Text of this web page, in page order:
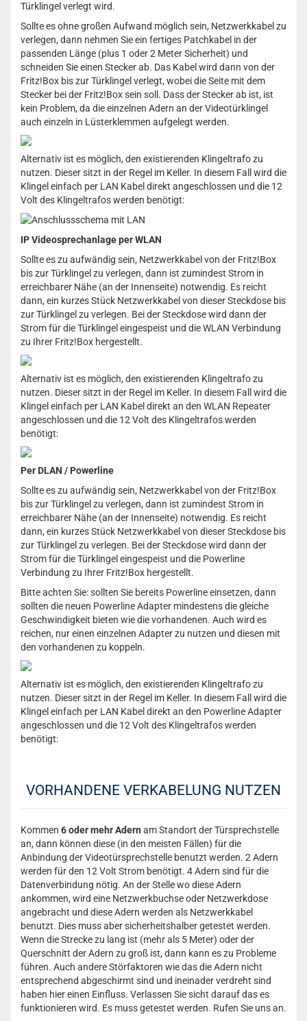
Türklingel verlegt wird.
Sollte es ohne großen Aufwand möglich sein, Netzwerkkabel zu
verlegen, dann nehmen Sie ein fertiges Patchkabel in der
passenden Länge (plus 1 oder 2 Meter Sicherheit) und
schneiden Sie einen Stecker ab. Das Kabel wird dann von der
Fritz!Box bis zur Türklingel verlegt, wobei die Seite mit dem
Stecker bei der Fritz!Box sein soll. Dass der Stecker ab ist, ist
kein Problem, da die einzelnen Adern an der Videotürklingel
auch einzeln in Lüsterklemmen aufgelegt werden.
Alternativ ist es möglich, den existierenden Klingeltrafo zu
nutzen. Dieser sitzt in der Regel im Keller. In diesem Fall wird die
Klingel einfach per LAN Kabel direkt angeschlossen und die 12
Volt des Klingeltrafos werden benötigt:
IP Videosprechanlage per WLAN
Sollte es zu aufwändig sein, Netzwerkkabel von der Fritz!Box
bis zur Türklingel zu verlegen, dann ist zumindest Strom in
erreichbarer Nähe (an der Innenseite) notwendig. Es reicht
dann, ein kurzes Stück Netzwerkkabel von dieser Steckdose bis
zur Türklingel zu verlegen. Bei der Steckdose wird dann der
Strom für die Türklingel eingespeist und die WLAN Verbindung
zu Ihrer Fritz!Box hergestellt.
Alternativ ist es möglich, den existierenden Klingeltrafo zu
nutzen. Dieser sitzt in der Regel im Keller. In diesem Fall wird die
Klingel einfach per LAN Kabel direkt an den WLAN Repeater
angeschlossen und die 12 Volt des Klingeltrafos werden
benötigt:
Per DLAN / Powerline
Sollte es zu aufwändig sein, Netzwerkkabel von der Fritz!Box
bis zur Türklingel zu verlegen, dann ist zumindest Strom in
erreichbarer Nähe (an der Innenseite) notwendig. Es reicht
dann, ein kurzes Stück Netzwerkkabel von dieser Steckdose bis
zur Türklingel zu verlegen. Bei der Steckdose wird dann der
Strom für die Türklingel eingespeist und die Powerline
Verbindung zu Ihrer Fritz!Box hergestellt.
Bitte achten Sie: sollten Sie bereits Powerline einsetzen, dann
sollten die neuen Powerline Adapter mindestens die gleiche
Geschwindigkeit bieten wie die vorhandenen. Auch wird es
reichen, nur einen einzelnen Adapter zu nutzen und diesen mit
den vorhandenen zu koppeln.
Alternativ ist es möglich, den existierenden Klingeltrafo zu
nutzen. Dieser sitzt in der Regel im Keller. In diesem Fall wird die
Klingel einfach per LAN Kabel direkt an den Powerline Adapter
angeschlossen und die 12 Volt des Klingeltrafos werden
benötigt:
VORHANDENE VERKABELUNG NUTZEN
Kommen 6 oder mehr Adern am Standort der Türsprechstelle
an, dann können diese (in den meisten Fällen) für die
Anbindung der Videotürsprechstelle benutzt werden. 2 Adern
werden für den 12 Volt Strom benötigt. 4 Adern sind für die
Datenverbindung nötig. An der Stelle wo diese Adern
ankommen, wird eine Netzwerkbuchse oder Netzwerkdose
angebracht und diese Adern werden als Netzwerkkabel
benutzt. Dies muss aber sicherheitshalber getestet werden.
Wenn die Strecke zu lang ist (mehr als 5 Meter) oder der
Querschnitt der Adern zu groß ist, dann kann es zu Probleme
führen. Auch andere Störfaktoren wie das die Adern nicht
entsprechend abgeschirmt sind und ineinader verdreht sind
haben hier einen Einfluss. Verlassen Sie sicht darauf das es
funktionieren wird. Es muss getestet werden. Rufen Sie uns an.